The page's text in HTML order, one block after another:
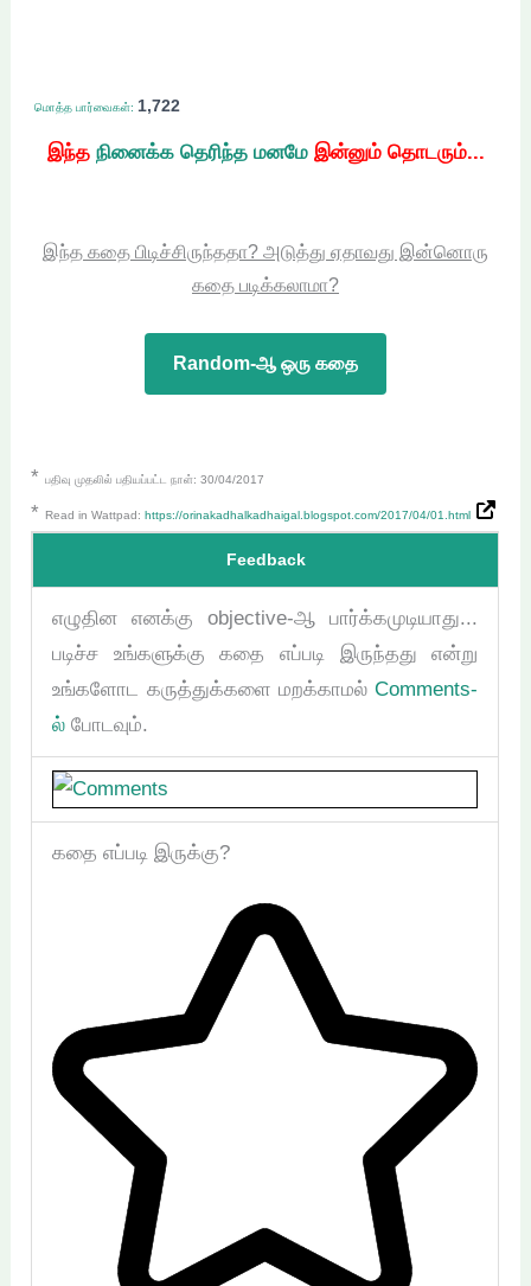
மொத்த பார்வைகள்: 1,722
இந்த நினைக்க தெரிந்த மனமேஇன்னும் தொடரும்...
இந்த கதை பிடிச்சிருந்ததா? அடுத்து ஏதாவது இன்னொரு
கதை படிக்கலாமா?
Random-ஆ ஒரு கதை
*பதிவு முதலில் பதியப்பட்ட நாள்: 30/04/2017
* Read in Wattpad:https://orinakadhalkadhaigal.blogspot.com/2017/04/01.html
Feedback
எழுதின எனக்கு objective-ஆ பார்க்கமுடியாது...
படிச்ச உங்களுக்கு கதை எப்படி இருந்தது என்று
உங்களோட கருத்துக்களை மறக்காமல்Comments-
ல் போடவும்.
கதை எப்படி இருக்கு?